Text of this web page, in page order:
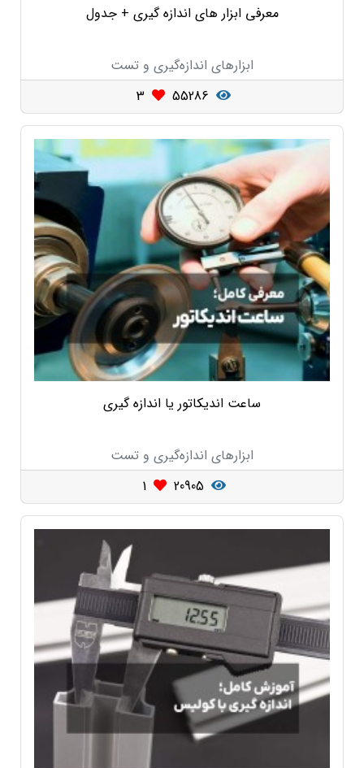
معرفی ابزار های اندازه گیری + جدول
ابزارهای اندازه‌گیری و تست
55286
3
ساعت اندیکاتور یا اندازه گیری
ابزارهای اندازه‌گیری و تست
20905
1